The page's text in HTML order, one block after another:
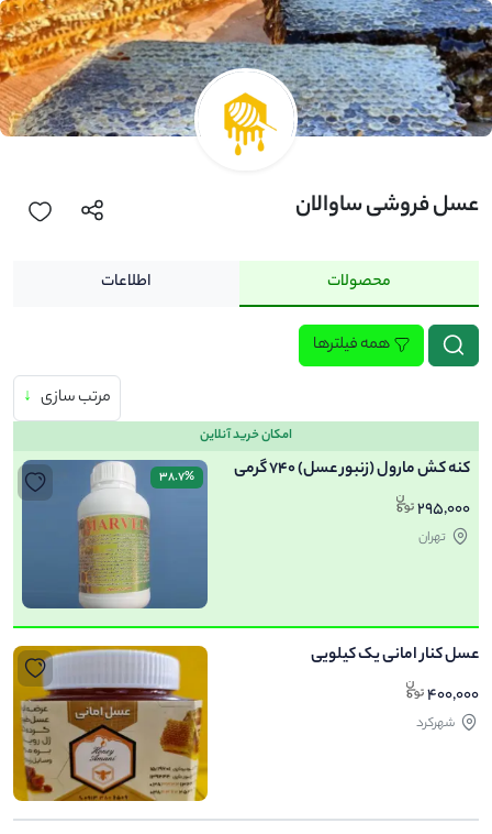
عسل فروشی ساوالان
محصولات اطلاعات
همه فیلترها
مرتب سازی ↓
امکان خرید آنلاین
کنه کش مارول (زنبور عسل) 740 گرمی
295,000
تهران
38.7%
عسل کنار امانی یک کیلویی
400,000
شهرکرد